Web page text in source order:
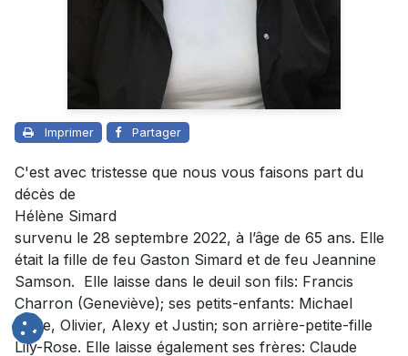
Imprimer Partager
C'est avec tristesse que nous vous faisons part du
décès de
Hélène Simard
survenu le 28 septembre 2022, à l’âge de 65 ans. Elle
était la fille de feu Gaston Simard et de feu Jeannine
Samson. Elle laisse dans le deuil son fils: Francis
Charron (Geneviève); ses petits-enfants: Michael
Ange, Olivier, Alexy et Justin; son arrière-petite-fille
Lily-Rose. Elle laisse également ses frères: Claude